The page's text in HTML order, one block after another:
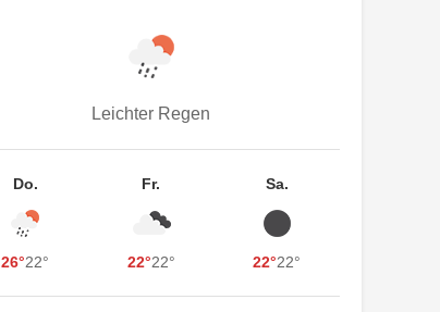
Leichter Regen
Do.
26°22°
Fr.
22°22°
Sa.
22°22°